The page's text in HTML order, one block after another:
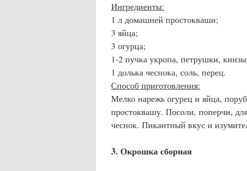
Ингредиенты:
1 л домашней простокваши;
3 яйца;
3 огурца;
1-2 пучка укропа, петрушки,
1 долька чеснока, соль, перец.
Способ приготовления:
Мелко нарежь огурец и яйца,
простоквашу. Посоли, поперчи,
чеснок. Пикантный вкус и
3. Окрошка сборная